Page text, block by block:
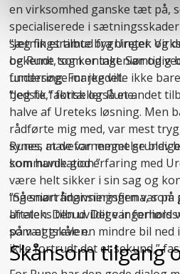
en virksomhed ganske tæt på,
specialiserede isætningsskader
sætningsramte bygninger.
og Rune tog kontakt. Samtidig
undersøge markedet.
“Jeg fik et tilbud fra Uretek og
bekendt, som er ingeniør og
fundering. For jeg ville ikke
bedste,” fortæller Rune.
“Jeg fik faktisk også et andet
halve af Ureteks løsning. Men
rådførte mig med, var mest
synes, at de var meget
kommunikation.”
Runes mavefornemmelse blev
som havde god erfaring med
være helt sikker i sin sag og
ingeniørrådgivningsfirma, som
aftalen. Den uvildige ingeniørs
på vægtskålen.
“Så snart finansieringen var på
Ureteks tilbud. Det var
som at grave en mindre bil ned
ikke fortrudt det et sekund,”
Skånsom tilgang